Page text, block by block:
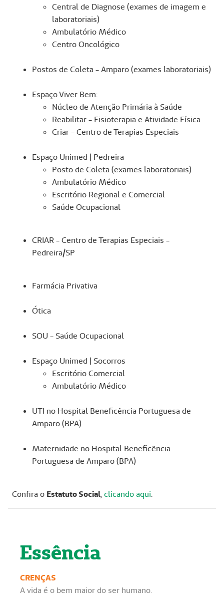
Central de Diagnose (exames de imagem e
laboratoriais)
Ambulatório Médico
Centro Oncológico
Postos de Coleta - Amparo (exames laboratoriais)
Espaço Viver Bem:
Núcleo de Atenção Primária à Saúde
Reabilitar - Fisioterapia e Atividade Física
Criar - Centro de Terapias Especiais
Espaço Unimed | Pedreira
Posto de Coleta (exames laboratoriais)
Ambulatório Médico
Escritório Regional e Comercial
Saúde Ocupacional
CRIAR - Centro de Terapias Especiais -
Pedreira/SP
Farmácia Privativa
Ótica
SOU - Saúde Ocupacional
Espaço Unimed | Socorros
Escritório Comercial
Ambulatório Médico
UTI no Hospital Beneficência Portuguesa de
Amparo (BPA)
Maternidade no Hospital Beneficência
Portuguesa de Amparo (BPA)
Confira o Estatuto Social, clicando aqui.
Essência
CRENÇAS
A vida é o bem maior do ser humano.